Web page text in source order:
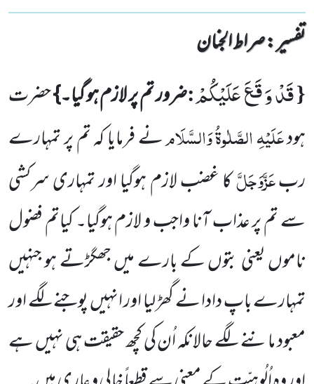
تفسیر : ‎صراط الجنان
{قَدْ وَ قَعَ عَلَیْكُمْ:ضرور تم پر لازم ہو گیا۔}حضرت
ہودعَلَیْہِ الصَّلٰوۃُ وَالسَّلَامنے فرمایا کہ تم پر تمہارے
ربعَزَّوَجَلَّکا غضب لازم ہوگیا اور تمہاری سرکشی
سے تم پر عذاب آنا واجب و لازم ہوگیا۔ کیاتم فضول
ناموں یعنی بتوں کے بارے میں جھگڑتے ہو جنہیں
تمہارے باپ دادا نے گھڑ لیا اور انہیں پوجنے لگے اور
معبود ماننے لگے حالانکہ اُن کی کچھ حقیقت ہی نہیں ہے